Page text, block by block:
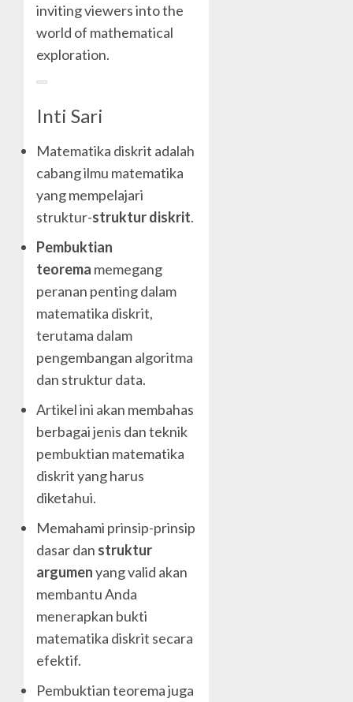
inviting viewers into the
world of mathematical
exploration.
Inti Sari
Matematika diskrit adalah
cabang ilmu matematika
yang mempelajari
struktur-struktur diskrit.
Pembuktian
teorema memegang
peranan penting dalam
matematika diskrit,
terutama dalam
pengembangan algoritma
dan struktur data.
Artikel ini akan membahas
berbagai jenis dan teknik
pembuktian matematika
diskrit yang harus
diketahui.
Memahami prinsip-prinsip
dasar dan struktur
argumenyang valid akan
membantu Anda
menerapkan bukti
matematika diskrit secara
efektif.
Pembuktian teorema juga